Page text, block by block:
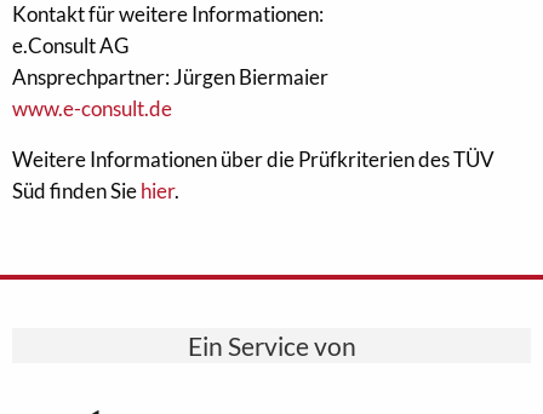
Kontakt für weitere Informationen:
e.Consult AG
Ansprechpartner: Jürgen Biermaier
www.e-consult.de
Weitere Informationen über die Prüfkriterien des TÜV
Süd finden Siehier.
Ein Service von